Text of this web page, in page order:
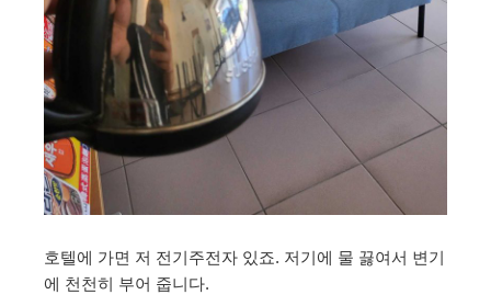
호텔에 가면 저 전기주전자 있죠. 저기에 물 끓여서 변기
에 천천히 부어 줍니다.